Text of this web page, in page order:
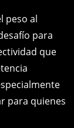
peso al
para
que
para quienes